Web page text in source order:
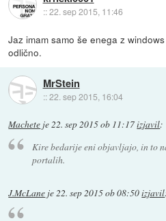
::22. sep 2015, 11:46
Jaz imam samo še enega z
odlično.
MrStein
::22. sep 2015, 16:04
Machete je22. sep 2015 ob 11:17izjavil:
Kire bedarije eni objavljajo, in to
portalih.
J.McLane je22. sep 2015 ob 08:50izjavil